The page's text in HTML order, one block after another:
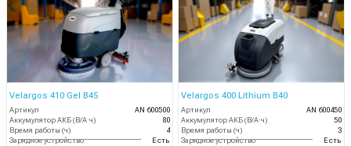
Velargos 410 Gel B45
Артикул
AN 600500
Аккумулятор АКБ (В/А·ч)
80
Время работы (ч)
4
Зарядное устройство
Есть
Velargos 400 Lithium B40
Артикул
AN 600450
Аккумулятор АКБ (В/А·ч)
50
Время работы (ч)
3
Зарядное устройство
Есть